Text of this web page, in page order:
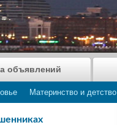
Материнство и детство
объявлений